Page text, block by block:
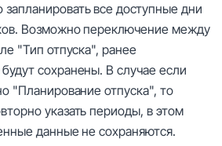
все доступные дни
Возможно переключение между
"Тип отпуска", ранее
сохранены. В случае если
"Планирование отпуска", то
указать периоды, в этом
данные не сохраняются.